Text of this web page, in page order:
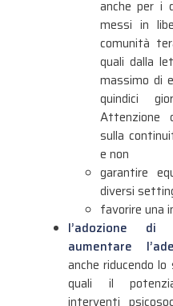
anche per i
messi in
comunità
quali dalla
massimo di
quindici
Attenzione
sulla
e non
garantire
diversi
favorire una
l’adozione
aumentare
anche riducendo
quali il
interventi